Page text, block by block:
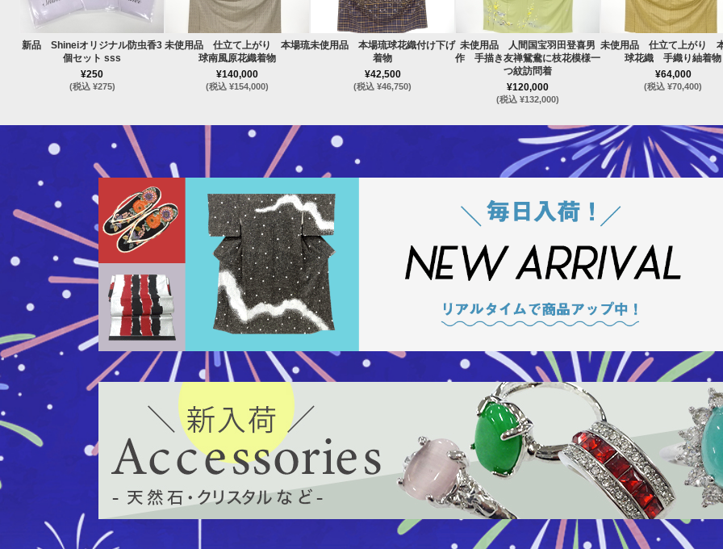
新品 Shineiオリジナル防虫香3
個セット sss
¥250
(税込 ¥275)
未使用品 仕立て上がり 本場琉
球南風原花織着物
¥140,000
(税込 ¥154,000)
未使用品 本場琉球花織付け下げ
着物
¥42,500
(税込 ¥46,750)
未使用品 人間国宝羽田登喜男
作 手描き友禅鴛鴦に枝花模様一
つ紋訪問着
¥120,000
(税込 ¥132,000)
未使用品 仕立て上がり
球花織 手織り紬着物
¥64,000
(税込 ¥70,400)